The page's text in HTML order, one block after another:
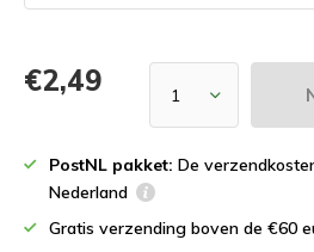
€2,49
PostNL pakket: De
Nederland
Gratis verzending boven de €60